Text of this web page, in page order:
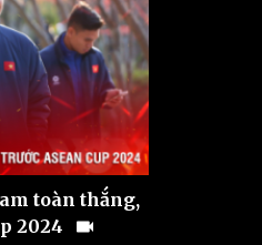
toàn thắng,
2024